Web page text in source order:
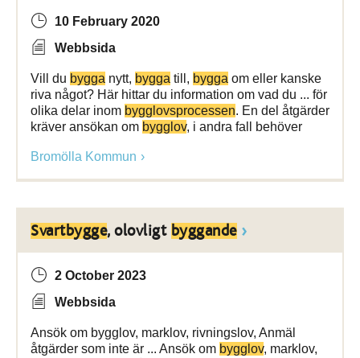
10 February 2020
Webbsida
Vill du bygga nytt, bygga till, bygga om eller kanske
riva något? Här hittar du information om vad du ... för
olika delar inom bygglovsprocessen. En del åtgärder
kräver ansökan om bygglov, i andra fall behöver
Bromölla Kommun
Svartbygge, olovligt byggande
2 October 2023
Webbsida
Ansök om bygglov, marklov, rivningslov, Anmäl
åtgärder som inte är ... Ansök om bygglov, marklov,